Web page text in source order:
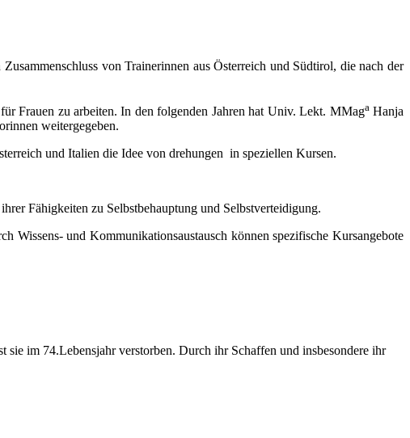
Zusammenschluss von Trainerinnen aus Österreich und Südtirol, die nach der
Frauen zu arbeiten. In den folgenden Jahren hat Univ. Lekt. MMagaHanja
weitergegeben.
und Italien die Idee von drehungen in speziellen Kursen.
Fähigkeiten zu Selbstbehauptung und Selbstverteidigung.
Wissens- und Kommunikationsaustausch können spezifische Kursangebote
sie im 74.Lebensjahr verstorben. Durch ihr Schaffen und insbesondere ihr